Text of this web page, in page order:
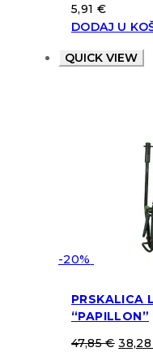
5,91 €
DODAJ U
QUICK VIEW
-20%
PRSKALICA
“PAPILLON”
47,85€ 38,28